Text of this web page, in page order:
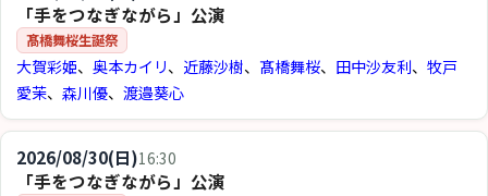
「手をつなぎながら」公演
髙橋舞桜生誕祭
大賀彩姫、 奥本カイリ、 近藤沙樹、 髙橋舞桜、 田中沙友利、 牧戸
愛茉、 森川優、 渡邉葵心
2026/08/30(日)16:30
「手をつなぎながら」公演